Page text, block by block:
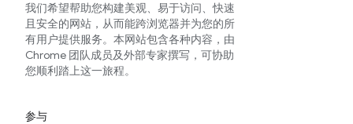
我们希望帮助您构建美观、易于访问、快速
且安全的网站，从而能跨浏览器并为您的所
有用户提供服务。本网站包含各种内容，由
Chrome 团队成员及外部专家撰写，可协助
您顺利踏上这一旅程。
参与